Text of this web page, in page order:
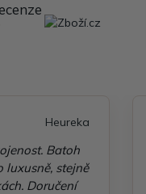
Heureka
Batoh
luxusně, stejně
Doručení